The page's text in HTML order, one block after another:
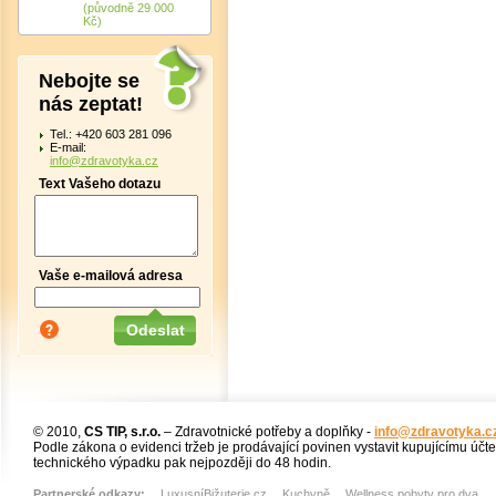
(původně 29 000
Kč)
Nebojte se
nás zeptat!
Tel.: +420 603 281 096
E-mail:
info@zdravotyka.cz
Text Vašeho dotazu
Vaše e-mailová adresa
© 2010, CS TIP, s.r.o. – Zdravotnické potřeby a doplňky -
Podle zákona o evidenci tržeb je prodávající povinen vystavit kupujícímu
technického výpadku pak nejpozději do 48 hodin.
Partnerské odkazy: LuxusníBižuterie.cz Kuchyně Wellness pobyty pro dva